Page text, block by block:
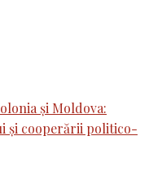
și Moldova:
și cooperării politico-